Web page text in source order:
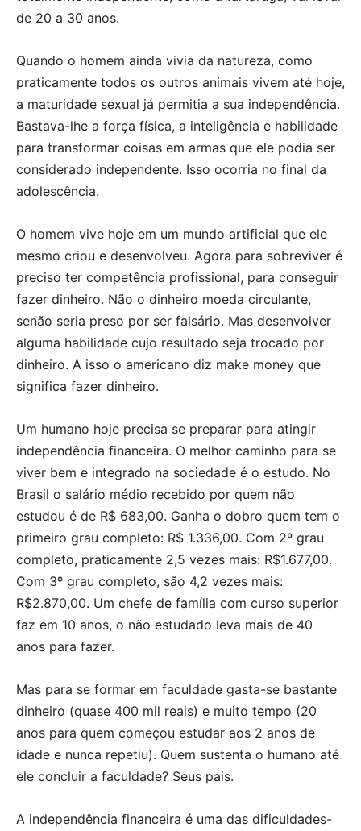
de 20 a 30 anos.
Quando o homem ainda vivia da natureza, como
praticamente todos os outros animais vivem até hoje,
a maturidade sexual já permitia a sua independência.
Bastava-lhe a força física, a inteligência e habilidade
para transformar coisas em armas que ele podia ser
considerado independente. Isso ocorria no final da
adolescência.
O homem vive hoje em um mundo artificial que ele
mesmo criou e desenvolveu. Agora para sobreviver é
preciso ter competência profissional, para conseguir
fazer dinheiro. Não o dinheiro moeda circulante,
senão seria preso por ser falsário. Mas desenvolver
alguma habilidade cujo resultado seja trocado por
dinheiro. A isso o americano diz make money que
significa fazer dinheiro.
Um humano hoje precisa se preparar para atingir
independência financeira. O melhor caminho para se
viver bem e integrado na sociedade é o estudo. No
Brasil o salário médio recebido por quem não
estudou é de R$ 683,00. Ganha o dobro quem tem o
primeiro grau completo: R$ 1.336,00. Com 2º grau
completo, praticamente 2,5 vezes mais: R$1.677,00.
Com 3º grau completo, são 4,2 vezes mais:
R$2.870,00. Um chefe de família com curso superior
faz em 10 anos, o não estudado leva mais de 40
anos para fazer.
Mas para se formar em faculdade gasta-se bastante
dinheiro (quase 400 mil reais) e muito tempo (20
anos para quem começou estudar aos 2 anos de
idade e nunca repetiu). Quem sustenta o humano até
ele concluir a faculdade? Seus pais.
A independência financeira é uma das dificuldades-